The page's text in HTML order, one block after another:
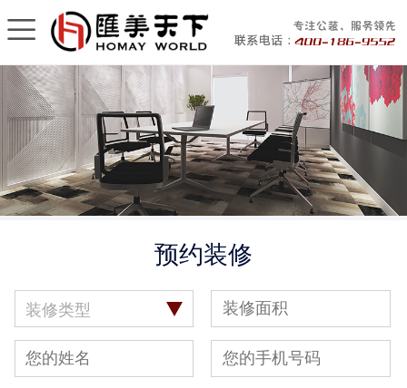
预约装修
装修类型